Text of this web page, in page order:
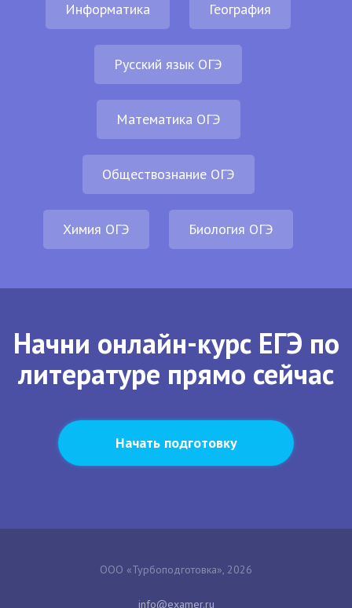
Информатика География
Русский язык ОГЭ
Математика ОГЭ
Обществознание ОГЭ
Химия ОГЭ Биология ОГЭ
Начни онлайн-курс ЕГЭ по
литературе прямо сейчас
Начать подготовку
ООО «Турбоподготовка», 2026